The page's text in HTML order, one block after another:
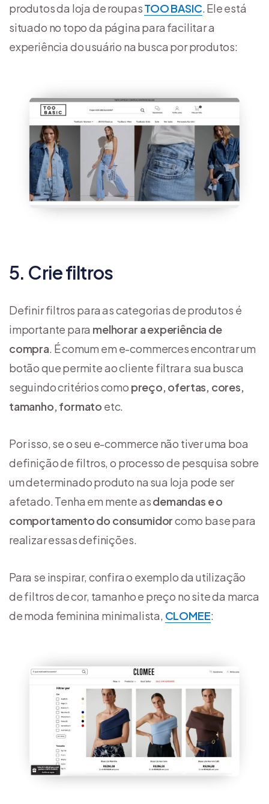
produtos da loja de roupasTOO BASIC . Ele está
situado no topo da página para facilitar a
experiência do usuário na busca por produtos:
5. Crie filtros
Definir filtros para as categorias de produtos é
importante para melhorar a experiência de
compra . É comum em e-commerces encontrar um
botão que permite ao cliente filtrar a sua busca
seguindo critérios como preço, ofertas, cores,
tamanho, formato etc.
Por isso, se o seu e-commerce não tiver uma boa
definição de filtros, o processo de pesquisa sobre
um determinado produto na sua loja pode ser
afetado. Tenha em mente asdemandas e o
comportamento do consumidorcomo base para
realizar essas definições.
Para se inspirar, confira o exemplo da utilização
de filtros de cor, tamanho e preço no site da marca
de moda feminina minimalista, CLOMEE: